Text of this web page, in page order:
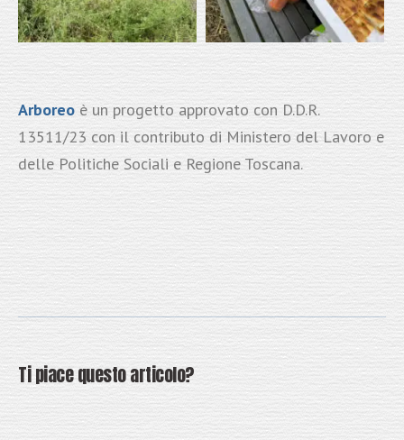
Arboreoè un progetto approvato con D.D.R.
13511/23 con il contributo di Ministero del Lavoro e
delle Politiche Sociali e Regione Toscana.
Ti piace questo articolo?